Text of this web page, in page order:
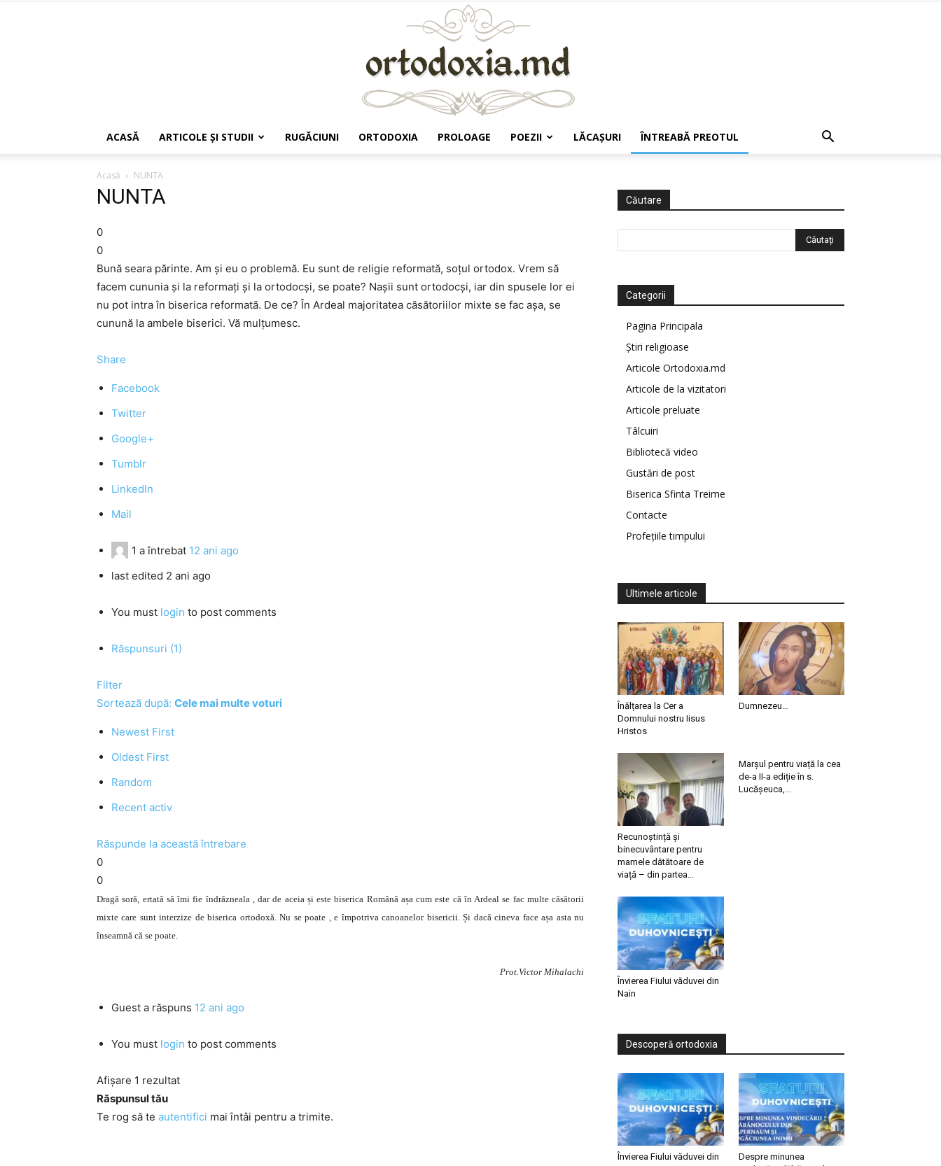
ACASĂ ARTICOLE ŞI STUDII RUGĂCIUNI ORTODOXIA PROLOAGE POEZII LĂCAŞURI ÎNTREABĂ PREOTUL
Acasă NUNTA
NUNTA
0
0
Bună seara părinte. Am și eu o problemă. Eu sunt de religie reformată, soțul ortodox. Vrem să
facem cununia și la reformați și la ortodocși, se poate? Nașii sunt ortodocși, iar din spusele lor ei
nu pot intra în biserica reformată. De ce? În Ardeal majoritatea căsătoriilor mixte se fac așa, se
cunună la ambele biserici. Vă mulțumesc.
Share
Facebook
Twitter
Google+
Tumblr
LinkedIn
Mail
1 a întrebat 12 ani ago
last edited 2 ani ago
You must login to post comments
Răspunsuri (1)
Filter
Sortează după: Cele mai multe voturi
Newest First
Oldest First
Random
Recent activ
Răspunde la această întrebare
0
0
Dragă soră, ertată să îmi fie îndrăzneala , dar de aceia și este biserica Română așa cum este că în Ardeal se fac multe căsătorii
mixte care sunt interzize de biserica ortodoxă. Nu se poate , e împotriva canoanelor bisericii. Și dacă cineva face așa asta nu
înseamnă că se poate.
Prot.Victor Mihalachi
Guest a răspuns 12 ani ago
You must login to post comments
Afișare 1 rezultat
Răspunsul tău
Te rog să te autentifici mai întâi pentru a trimite.
Căutare
Categorii
Pagina Principala
Știri religioase
Articole Ortodoxia.md
Articole de la vizitatori
Articole preluate
Tâlcuiri
Bibliotecă video
Gustări de post
Biserica Sfinta Treime
Contacte
Profețiile timpului
Ultimele articole
Înălțarea la Cer a
Domnului nostru Iisus
Hristos
Dumnezeu…
Recunoștință și
binecuvântare pentru
mamele dătătoare de
viață – din partea...
Marșul pentru viață la cea
de-a II-a ediție în s.
Lucășeuca,...
Învierea Fiului văduvei din
Nain
Descoperă ortodoxia
Învierea Fiului văduvei din
Despre minunea